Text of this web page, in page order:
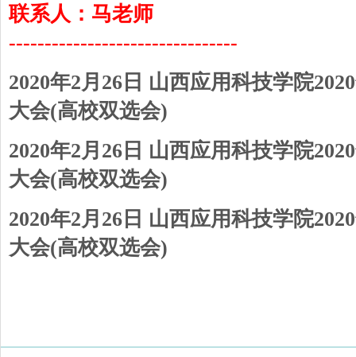
联系人：马老师
--------------------------------
2020年2月26日 山西应用科技学院
大会(高校双选会)
2020年2月26日 山西应用科技学院
大会(高校双选会)
2020年2月26日 山西应用科技学院
大会(高校双选会)